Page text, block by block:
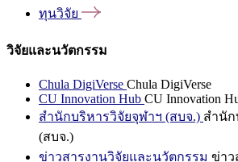
ทุนวิจัย
วิจัยและนวัตกรรม
Chula DigiVerse Chula DigiVerse
CU Innovation Hub CU Innovation
สำนักบริหารวิจัยจุฬาฯ (สบจ.) สำนัก
(สบจ.)
ข่าวสารงานวิจัยและนวัตกรรม ข่าว